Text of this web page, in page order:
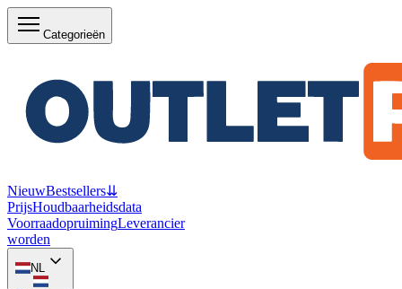
Categorieën
NieuwBestsellers⇊
PrijsHoudbaarheidsdata
VoorraadopruimingLeverancier
worden
NL